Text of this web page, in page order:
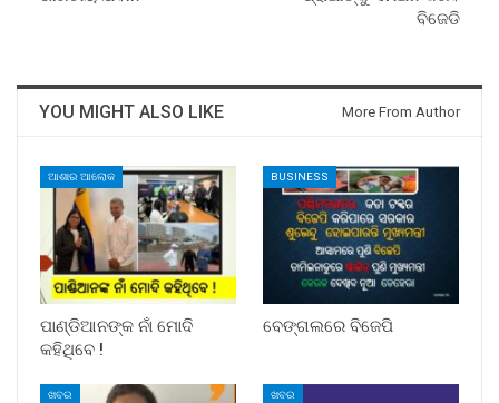
ବିଜେଡି
YOU MIGHT ALSO LIKE More From Author
ଆଶାର ଆଲୋକ
ପାଣ୍ଡିଆନଙ୍କ ନାଁ ମୋଦି
କହିଥିବେ !
BUSINESS
ବେଙ୍ଗଲରେ ବିଜେପି
ଖବର ଖବର